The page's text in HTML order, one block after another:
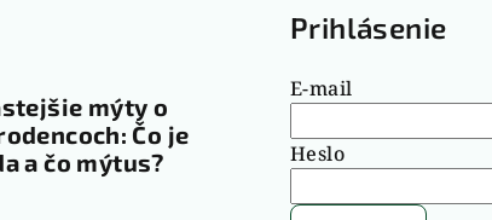
mýty o
Čo je
a čo mýtus?
Prihlásenie
E-mail
Heslo